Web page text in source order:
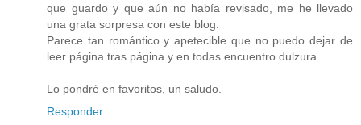
que guardo y que aún no había revisado, me he llevado
una grata sorpresa con este blog.
Parece tan romántico y apetecible que no puedo dejar de
leer página tras página y en todas encuentro dulzura.
Lo pondré en favoritos, un saludo.
Responder